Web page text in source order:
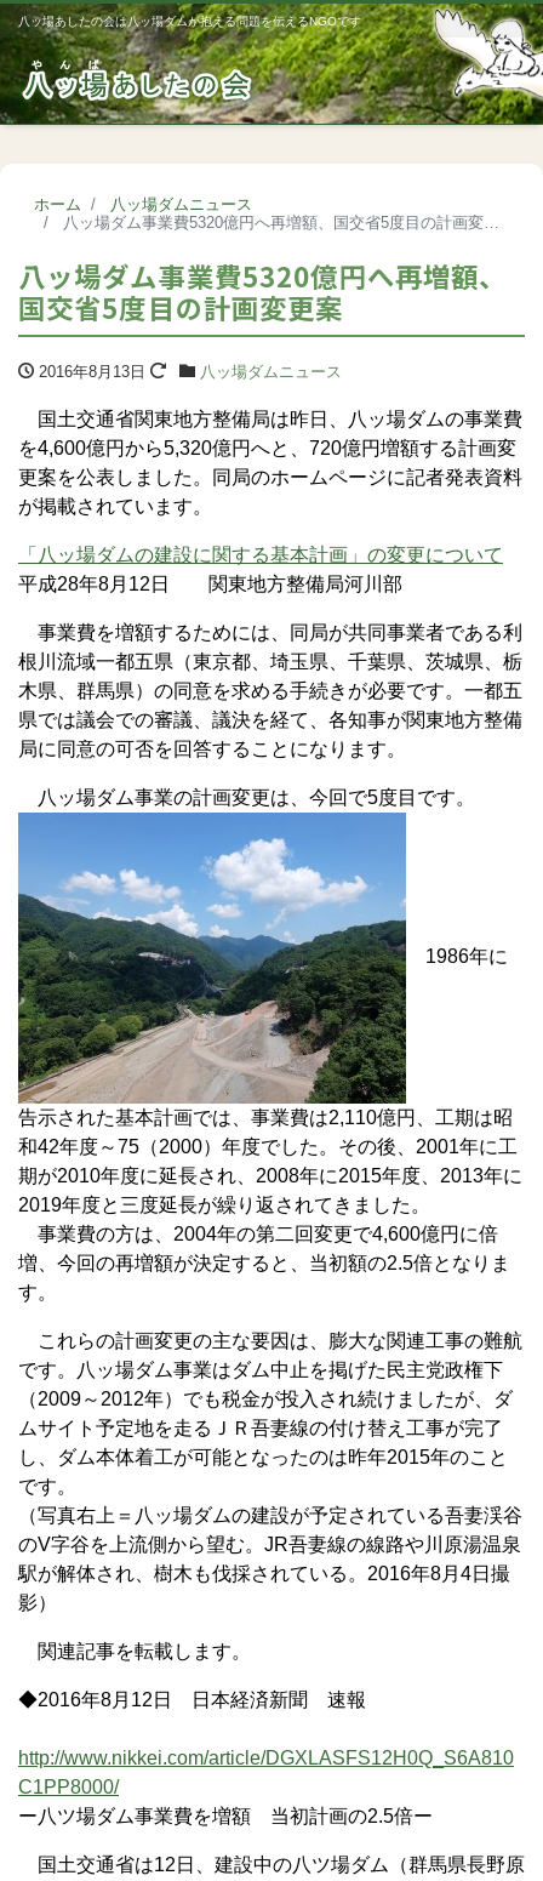
八ッ場あしたの会は八ッ場ダムが抱える問題を伝えるNGOです
ホーム
八ッ場ダムニュース
八ッ場ダム事業費5320億円へ再増額、国交省5度目の計画変更案
八ッ場ダム事業費5320億円へ再増額、
国交省5度目の計画変更案
2016年8月13日 八ッ場ダムニュース
国土交通省関東地方整備局は昨日、八ッ場ダムの事業費
を4,600億円から5,320億円へと、720億円増額する計画変
更案を公表しました。同局のホームページに記者発表資料
が掲載されています。
「八ッ場ダムの建設に関する基本計画」の変更について
平成28年8月12日 関東地方整備局河川部
事業費を増額するためには、同局が共同事業者である利
根川流域一都五県（東京都、埼玉県、千葉県、茨城県、栃
木県、群馬県）の同意を求める手続きが必要です。一都五
県では議会での審議、議決を経て、各知事が関東地方整備
局に同意の可否を回答することになります。
八ッ場ダム事業の計画変更は、今回で5度目です。
1986年に
告示された基本計画では、事業費は2,110億円、工期は昭
和42年度～75（2000）年度でした。その後、2001年に工
期が2010年度に延長され、2008年に2015年度、2013年に
2019年度と三度延長が繰り返されてきました。
事業費の方は、2004年の第二回変更で4,600億円に倍
増、今回の再増額が決定すると、当初額の2.5倍となりま
す。
これらの計画変更の主な要因は、膨大な関連工事の難航
です。八ッ場ダム事業はダム中止を掲げた民主党政権下
（2009～2012年）でも税金が投入され続けましたが、ダ
ムサイト予定地を走るＪＲ吾妻線の付け替え工事が完了
し、ダム本体着工が可能となったのは昨年2015年のこと
です。
（写真右上＝八ッ場ダムの建設が予定されている吾妻渓谷
のV字谷を上流側から望む。JR吾妻線の線路や川原湯温泉
駅が解体され、樹木も伐採されている。2016年8月4日撮
影）
関連記事を転載します。
◆2016年8月12日 日本経済新聞 速報
http://www.nikkei.com/article/DGXLASFS12H0Q_S6A810
C1PP8000/
ー八ツ場ダム事業費を増額 当初計画の2.5倍ー
国土交通省は12日、建設中の八ツ場ダム（群馬県長野原